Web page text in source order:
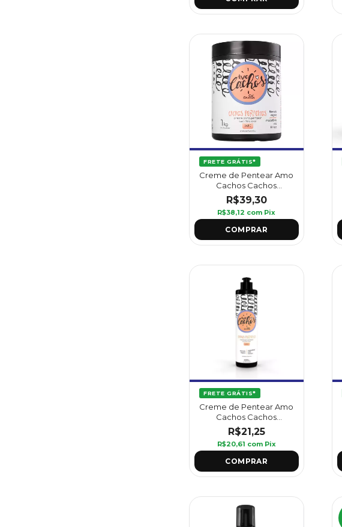
FRETE GRÁTIS*
Creme de Pentear Amo
Cachos Cachos
Perfeitos 1 kg - Griffus
R$39,30
R$38,12 com Pix
FRETE GRÁTIS*
Creme de Pentear Amo
Cachos Cachos
Perfeitos 420 ml - Griffus
R$21,25
R$20,61 com Pix